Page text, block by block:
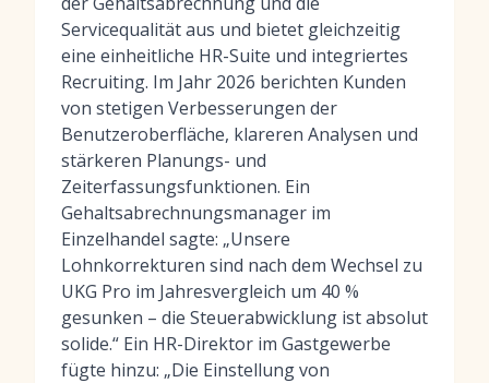
Servicequalität aus und bietet gleichzeitig
eine einheitliche HR-Suite und integriertes
Recruiting. Im Jahr 2026 berichten Kunden
von stetigen Verbesserungen der
Benutzeroberfläche, klareren Analysen und
stärkeren Planungs- und
Zeiterfassungsfunktionen. Ein
Gehaltsabrechnungsmanager im
Einzelhandel sagte: „Unsere
Lohnkorrekturen sind nach dem Wechsel zu
UKG Pro im Jahresvergleich um 40 %
gesunken – die Steuerabwicklung ist absolut
solide.“ Ein HR-Direktor im Gastgewerbe
fügte hinzu: „Die Einstellung von